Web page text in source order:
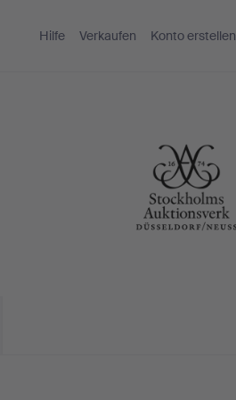
Hilfe Verkaufen Konto erstellen